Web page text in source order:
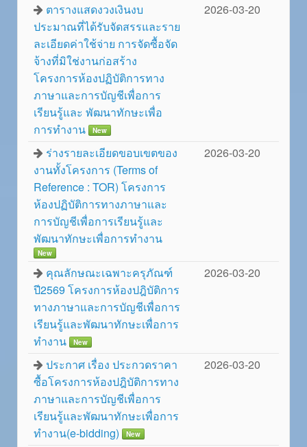
ตารางแสดงวงเงินงบ
ประมาณที่ได้รับจัดสรรและราย
ละเอียดค่าใช้จ่าย การจัดซื้อจัด
จ้างที่มิใช่งานก่อสร้าง
โครงการห้องปฏิบัติการทาง
ภาษาและการบัญชีเพื่อการ
เรียนรู้และ พัฒนาทักษะเพื่อ
การทำงาน
New
2026-03-20
ร่างรายละเอียดขอบเขตของ
งานทั้งโครงการ (Terms of
Reference : TOR) โครงการ
ห้องปฏิบัติการทางภาษาและ
การบัญชีเพื่อการเรียนรู้และ
พัฒนาทักษะเพื่อการทำงาน
New
2026-03-20
คุณลักษณะเฉพาะครุภัณฑ์
ปี2569 โครงการห้องปฎิบัติการ
ทางภาษาและการบัญชีเพื่อการ
เรียนรู้และพัฒนาทักษะเพื่อการ
ทำงาน
New
2026-03-20
ประกาศ เรื่อง ประกวดราคา
ซื้อโครงการห้องปฎิบัติการทาง
ภาษาและการบัญชีเพื่อการ
เรียนรู้และพัฒนาทักษะเพื่อการ
ทำงาน(e-bidding)
New
2026-03-20